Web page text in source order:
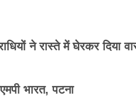
ने रास्ते में घेरकर दिया
भारत, पटना